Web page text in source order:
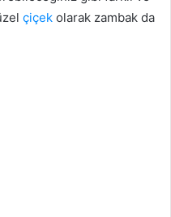
çiçek olarak zambak da